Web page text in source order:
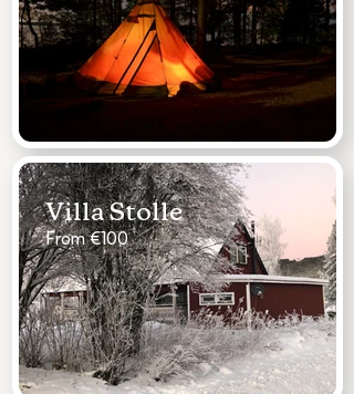
Villa Stolle
From €100